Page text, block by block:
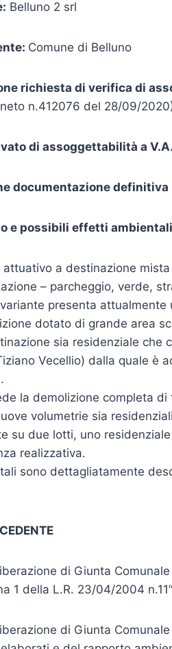
Belluno 2 srl
Comune di Belluno
richiesta di verifica di
n.412076 del 28/09/
di assoggettabilità a
documentazione definitiva
e possibili effetti
a destinazione
– parcheggio, verde,
variante presenta
dotato di grande area
sia residenziale che
Vecellio) dalla quale è
la demolizione completa
volumetrie sia
su due lotti, uno
realizzativa.
sono dettagliatamente
di Giunta
1 della L.R. 23/04/2004
di Giunta